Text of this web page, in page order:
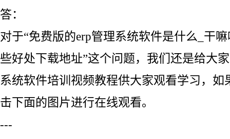
答：
对于“免费版的erp管理系统软件是什么_干
些好处下载地址”这个问题，我们还是给大
系统软件培训视频教程供大家观看学习，如
击下面的图片进行在线观看。
---